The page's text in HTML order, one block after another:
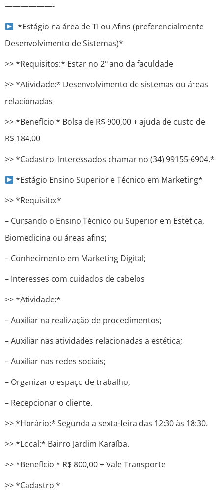
——————-
*Estágio na área de TI ou Afins (preferencialmente
Desenvolvimento de Sistemas)*
>> *Requisitos:* Estar no 2º ano da faculdade
>> *Atividade:* Desenvolvimento de sistemas ou áreas
relacionadas
>> *Benefício:* Bolsa de R$ 900,00 + ajuda de custo de
R$ 184,00
>> *Cadastro: Interessados ​​chamar no (34) 99155-6904.*
*Estágio Ensino Superior e Técnico em Marketing*
>> *Requisito:*
– Cursando o Ensino Técnico ou Superior em Estética,
Biomedicina ou áreas afins;
– Conhecimento em Marketing Digital;
– Interesses com cuidados de cabelos
>> *Atividade:*
– Auxiliar na realização de procedimentos;
– Auxiliar nas atividades relacionadas a estética;
– Auxiliar nas redes sociais;
– Organizar o espaço de trabalho;
– Recepcionar o cliente.
>> *Horário:* Segunda a sexta-feira das 12:30 às 18:30.
>> *Local:* Bairro Jardim Karaíba.
>> *Benefício:* R$ 800,00 + Vale Transporte
>> *Cadastro:*